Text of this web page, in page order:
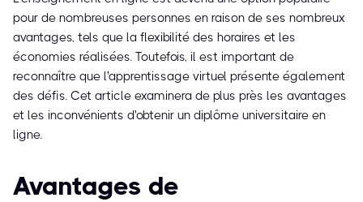
pour de nombreuses personnes en raison de ses nombreux
avantages, tels que la flexibilité des horaires et les
économies réalisées. Toutefois, il est important de
reconnaître que l'apprentissage virtuel présente également
des défis. Cet article examinera de plus près les avantages
et les inconvénients d'obtenir un diplôme universitaire en
ligne.
Avantages de